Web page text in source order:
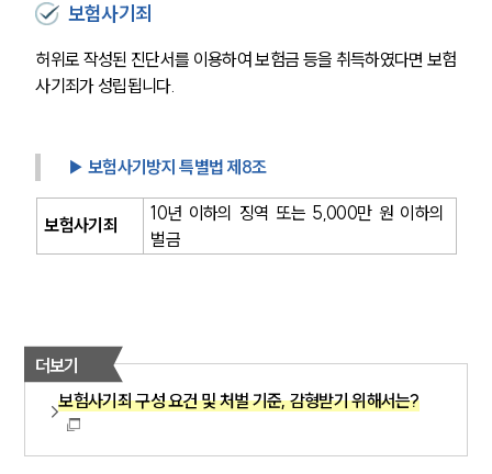
보험사기죄
허위로 작성된 진단서를 이용하여 보험금 등을 취득하였다면 보험
사기죄가 성립됩니다.
▶ 보험사기방지 특별법 제8조
보험사기죄
10년 이하의 징역 또는 5,000만 원 이하의
벌금
더보기
보험사기죄 구성 요건 및 처벌 기준, 감형받기 위해서는?